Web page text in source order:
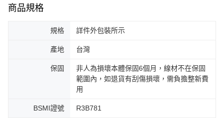
商品規格
規格 詳件外包裝所示
產地 台灣
保固
非人為損壞本體保固6個月，線材不在保固
範圍內，如退貨有刮傷損壞，需負擔整新費
用
BSMI證號 R3B781